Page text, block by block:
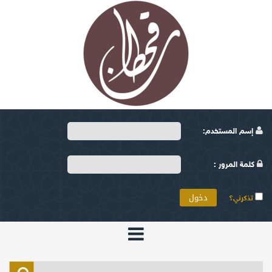
إسم المستخدم:
كلمة المرور :
تذكرني؟